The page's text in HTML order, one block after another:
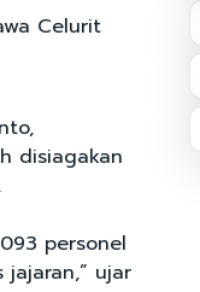
Celurit
disiagakan
personel
ujar